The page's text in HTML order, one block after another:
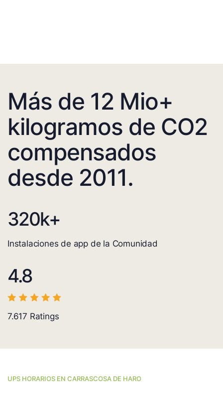
Más de 12 Mio+
kilogramos de CO2
compensados
desde 2011.
320k+
Instalaciones de app de la Comunidad
4.8
7.617 Ratings
UPS HORARIOS EN CARRASCOSA DE HARO